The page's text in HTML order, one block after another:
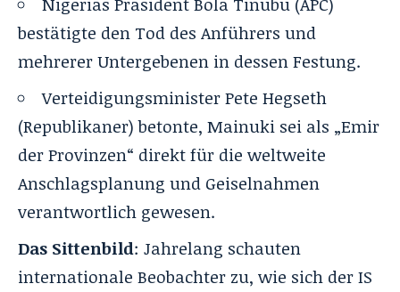
bestätigte den Tod des Anführers und
mehrerer Untergebenen in dessen Festung.
Verteidigungsminister Pete Hegseth
(Republikaner) betonte, Mainuki sei als „Emir
der Provinzen“ direkt für die weltweite
Anschlagsplanung und Geiselnahmen
verantwortlich gewesen.
Das Sittenbild: Jahrelang schauten
internationale Beobachter zu, wie sich der IS